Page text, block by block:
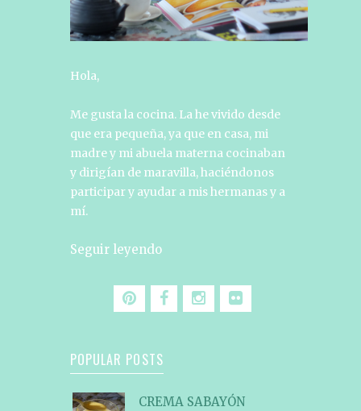
Hola,
Me gusta la cocina. La he vivido desde
que era pequeña, ya que en casa, mi
madre y mi abuela materna cocinaban
y dirigían de maravilla, haciéndonos
participar y ayudar a mis hermanas y a
mí.
Seguir leyendo
POPULAR POSTS
CREMA SABAYÓN